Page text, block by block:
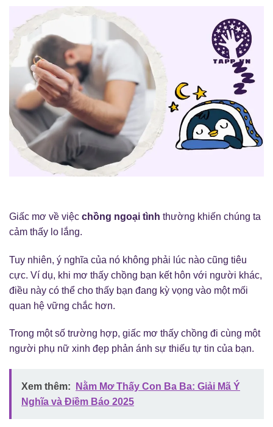
Giấc mơ về việc chồng ngoại tình thường khiến chúng ta
cảm thấy lo lắng.
Tuy nhiên, ý nghĩa của nó không phải lúc nào cũng tiêu
cực. Ví dụ, khi mơ thấy chồng bạn kết hôn với người khác,
điều này có thể cho thấy bạn đang kỳ vọng vào một mối
quan hệ vững chắc hơn.
Trong một số trường hợp, giấc mơ thấy chồng đi cùng một
người phụ nữ xinh đẹp phản ánh sự thiếu tự tin của bạn.
Xem thêm:
Nằm Mơ Thấy Con Ba Ba: Giải Mã Ý
Nghĩa và Điềm Báo 2025